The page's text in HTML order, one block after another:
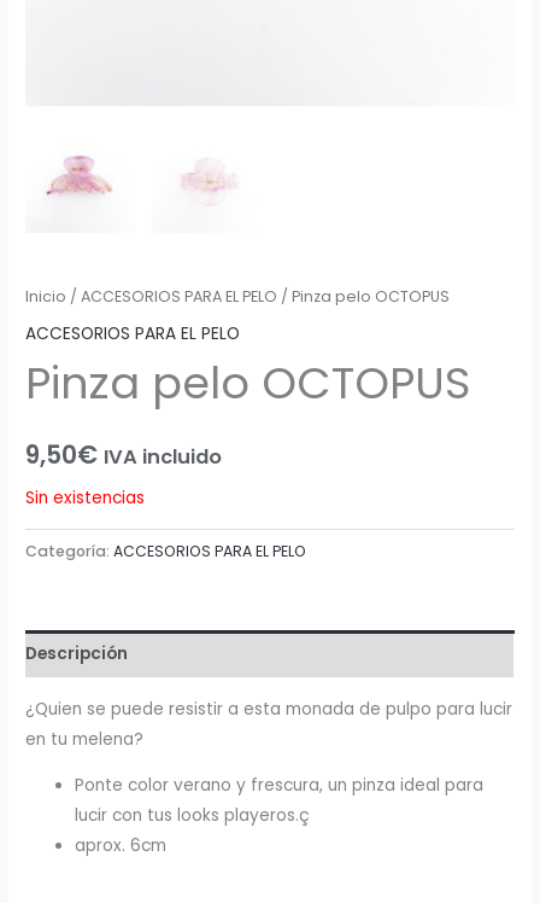
Inicio /ACCESORIOS PARA EL PELO / Pinza pelo OCTOPUS
ACCESORIOS PARA EL PELO
Pinza pelo OCTOPUS
9,50€ IVA incluido
Sin existencias
Categoría:ACCESORIOS PARA EL PELO
Descripción
¿Quien se puede resistir a esta monada de pulpo para lucir
en tu melena?
Ponte color verano y frescura, un pinza ideal para
lucir con tus looks playeros.ç
aprox. 6cm